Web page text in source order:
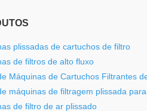
plissadas de cartuchos de filtro
de filtros de alto fluxo
Máquinas de Cartuchos Filtrantes
máquinas de filtragem plissada
de filtro de ar plissado